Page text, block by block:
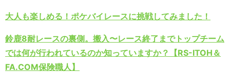
大人も楽しめる！ポケバイレースに挑戦してみました！
鈴鹿8耐レースの裏側。搬入〜レース終了までトップチーム
では何が行われているのか知っていますか？【RS-ITOH＆
FA.COM保険職人】